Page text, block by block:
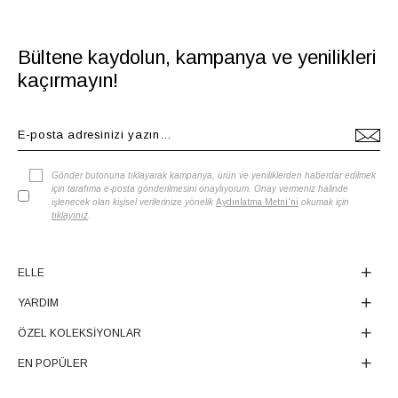
Bültene kaydolun, kampanya ve yenilikleri
kaçırmayın!
Gönder butonuna tıklayarak kampanya, ürün ve yeniliklerden haberdar edilmek
için tarafıma e-posta gönderilmesini onaylıyorum. Onay vermeniz halinde
işlenecek olan kişisel verilerinize yönelik Aydınlatma Metni'ni okumak için
tıklayınız
ELLE
YARDIM
ÖZEL KOLEKSİYONLAR
EN POPÜLER